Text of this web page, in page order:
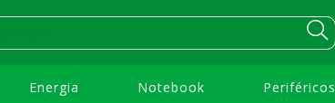
Energia Notebook Periféricos